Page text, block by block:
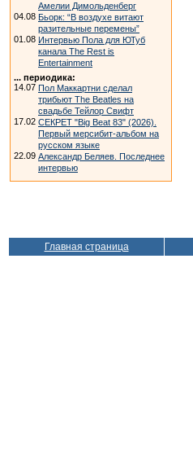
Амелии Димольденберг
04.08 Бьорк: “В воздухе витают
разительные перемены”
01.08 Интервью Пола для ЮТуб
канала The Rest is
Entertainment
... периодика:
14.07 Пол Маккартни сделал
трибьют The Beatles на
свадьбе Тейлор Свифт
17.02 СЕКРЕТ "Big Beat 83" (2026).
Первый мерсибит-альбом на
русском языке
22.09 Александр Беляев. Последнее
интервью
Главная страница